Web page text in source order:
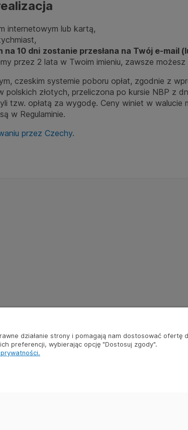
internetowym lub kartą,
na 10 dni zostanie przesłana na Twój e-mail
przez 2 lata w Twoim imieniu, zawsze
czeskim systemie poboru opłat, zgodnie z
złotych, przeliczona po kursie NBP z
tzw. opłatą za wygodę. Ceny winiet w
w Regulaminie.
przez Czechy.
działanie strony i pomagają nam dostosować
preferencji, wybierając opcję "Dostosuj zgody".